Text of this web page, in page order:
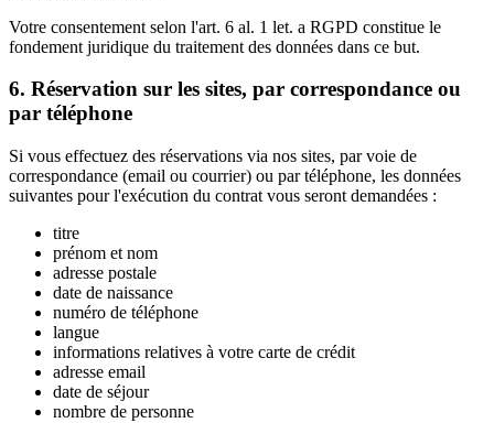
Votre consentement selon l'art. 6 al. 1 let. a RGPD constitue le
fondement juridique du traitement des données dans ce but.
6. Réservation sur les sites, par correspondance ou
par téléphone
Si vous effectuez des réservations via nos sites, par voie de
correspondance (email ou courrier) ou par téléphone, les données
suivantes pour l'exécution du contrat vous seront demandées :
titre
prénom et nom
adresse postale
date de naissance
numéro de téléphone
langue
informations relatives à votre carte de crédit
adresse email
date de séjour
nombre de personne